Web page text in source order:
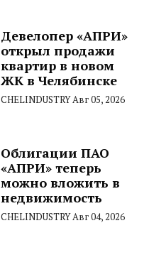
Девелопер «АПРИ»
открыл продажи
квартир в новом
ЖК в Челябинске
CHELINDUSTRYАвг 05, 2026
Облигации ПАО
«АПРИ» теперь
можно вложить в
недвижимость
CHELINDUSTRYАвг 04, 2026